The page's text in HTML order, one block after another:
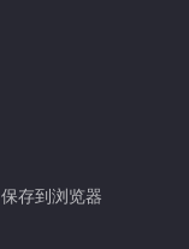
保存到浏览器